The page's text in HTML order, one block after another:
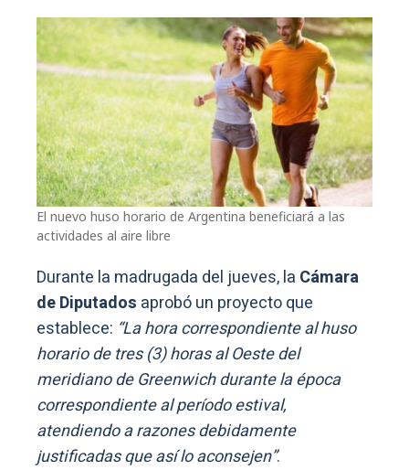
El nuevo huso horario de Argentina beneficiará a las
actividades al aire libre
Durante la madrugada del jueves, la Cámara
de Diputados aprobó un proyecto que
establece: “La hora correspondiente al huso
horario de tres (3) horas al Oeste del
meridiano de Greenwich durante la época
correspondiente al período estival,
atendiendo a razones debidamente
justificadas que así lo aconsejen”.